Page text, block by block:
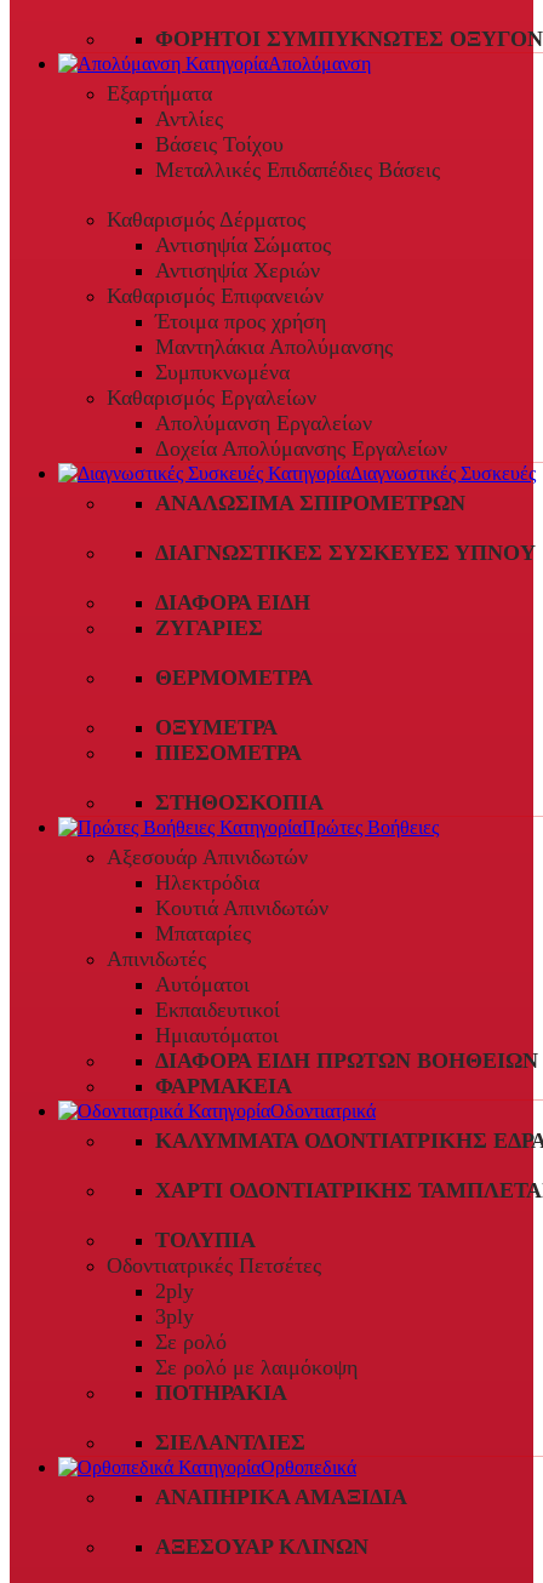
ΦΟΡΗΤΟΊ ΣΥΜΠΥΚΝΩΤΈΣ
Απολύμανση
Εξαρτήματα
Αντλίες
Βάσεις Τοίχου
Μεταλλικές Επιδαπέδιες Βάσεις
Καθαρισμός Δέρματος
Αντισηψία Σώματος
Αντισηψία Χεριών
Καθαρισμός Επιφανειών
Έτοιμα προς χρήση
Μαντηλάκια Απολύμανσης
Συμπυκνωμένα
Καθαρισμός Εργαλείων
Απολύμανση Εργαλείων
Δοχεία Απολύμανσης Εργαλείων
Διαγνωστικές Συσκευές
ΑΝΑΛΏΣΙΜΑ ΣΠΙΡΟΜΈΤΡΩΝ
ΔΙΑΓΝΩΣΤΙΚΈΣ ΣΥΣΚΕΥΈΣ ΎΠΝΟΥ
ΔΙΆΦΟΡΑ ΕΊΔΗ
ΖΥΓΑΡΙΈΣ
ΘΕΡΜΌΜΕΤΡΑ
ΟΞΎΜΕΤΡΑ
ΠΙΕΣΌΜΕΤΡΑ
ΣΤΗΘΟΣΚΌΠΙΑ
Πρώτες Βοήθειες
Αξεσουάρ Απινιδωτών
Ηλεκτρόδια
Κουτιά Απινιδωτών
Μπαταρίες
Απινιδωτές
Αυτόματοι
Εκπαιδευτικοί
Ημιαυτόματοι
ΔΙΆΦΟΡΑ ΕΊΔΗ ΠΡΏΤΩΝ ΒΟΗΘΕΙΏΝ
ΦΑΡΜΑΚΕΊΑ
Οδοντιατρικά
ΚΑΛΎΜΜΑΤΑ ΟΔΟΝΤΙΑΤΡΙΚΉΣ
ΧΑΡΤΊ ΟΔΟΝΤΙΑΤΡΙΚΉΣ
ΤΟΛΎΠΙΑ
Οδοντιατρικές Πετσέτες
2ply
3ply
Σε ρολό
Σε ρολό με λαιμόκοψη
ΠΟΤΗΡΆΚΙΑ
ΣΙΕΛΑΝΤΛΊΕΣ
Ορθοπεδικά
ΑΝΑΠΗΡΙΚΆ ΑΜΑΞΊΔΙΑ
ΑΞΕΣΟΥΆΡ ΚΛΙΝΏΝ